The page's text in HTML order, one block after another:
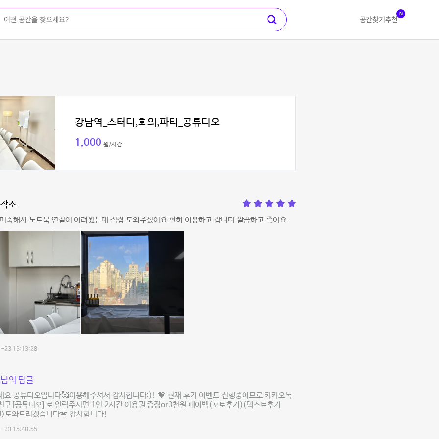
공간찾기 추천
N
강남역_스터디,회의,파티_공튜디오
1,000 원/시간
소
숙해서 노트북 연결이 어려웠는데 직접 도와주셨어요 편히 이용하고 갑니다 깔끔하고 좋아요
23 13:13:28
의 답글
요 공튜디오입니다🥰이용해주셔서 감사합니다:)! 💖 현재 후기 이벤트 진행중이므로 카카오톡
구[공튜디오] 로 연락주시면 1인 2시간 이용권 증정or3천원 페이백(포토후기)(텍스트후기
도와드리겠습니다💗 감사합니다!
23 15:48:55